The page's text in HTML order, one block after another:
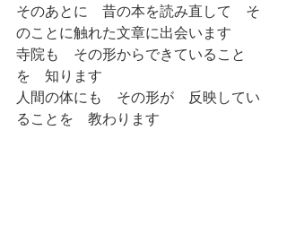
そのあとに　昔の本を読み直して　そ
のことに触れた文章に出会います
寺院も　その形からできていること
を　知ります
人間の体にも　その形が　反映してい
ることを　教わります